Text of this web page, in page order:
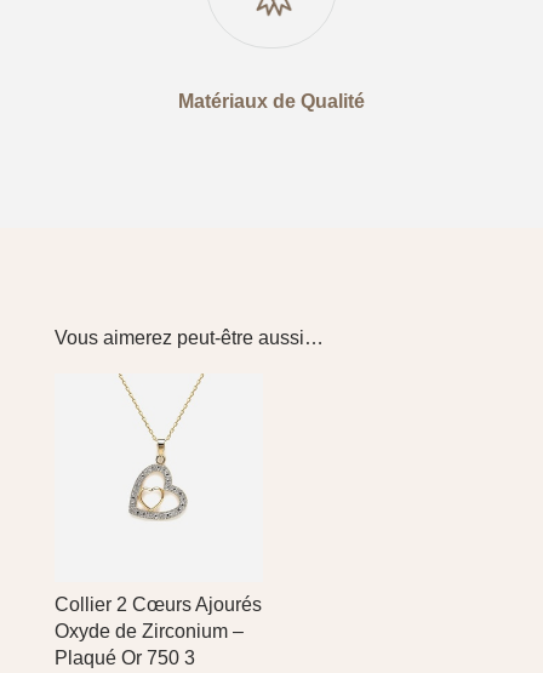
Matériaux de Qualité
Vous aimerez peut-être aussi…
Collier 2 Cœurs Ajourés
Oxyde de Zirconium –
Plaqué Or 750 3